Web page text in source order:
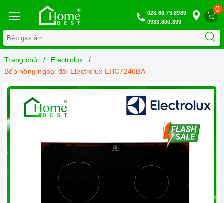
0
028.66.79.8989
0933.800.899
Trang chủ
Electrolux
Bếp hồng ngoại đôi Electrolux EHC7240BA